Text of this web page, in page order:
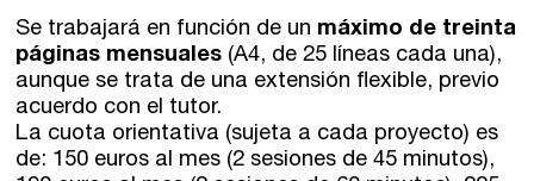
WhatsApp 619 027 626
Horario de atención:
De lunes a viernes
de 10 a 15 y 17 a 20 horas
Se trabajará en función de un máximo de treinta
páginas mensuales(A4, de 25 líneas cada una),
aunque se trata de una extensión flexible, previo
acuerdo con el tutor.
La cuota orientativa (sujeta a cada proyecto) es
de: 150 euros al mes (2 sesiones de 45 minutos),